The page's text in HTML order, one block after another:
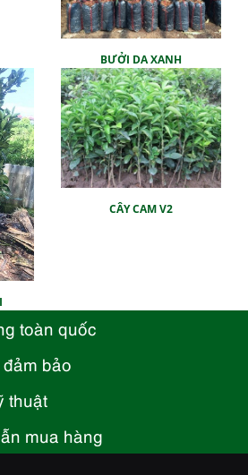
BƯỞI DA XANH
CÂY CAM V2
toàn quốc
bảo
thuật
mua hàng